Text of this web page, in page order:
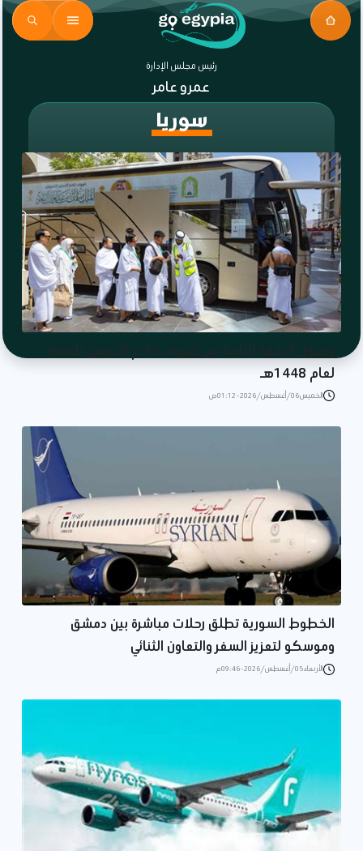
رئيس مجلس الإدارة
عمرو عامر
سوريا
وصول الدفعة الثانية من ضيوف خادم الحرمين للعمرة
لعام 1448هـ
الخميس 06/أغسطس/2026 - 01:12 ص
الخطوط السورية تطلق رحلات مباشرة بين دمشق
وموسكو لتعزيز السفر والتعاون الثنائي
الأربعاء 05/أغسطس/2026 - 09:46 م